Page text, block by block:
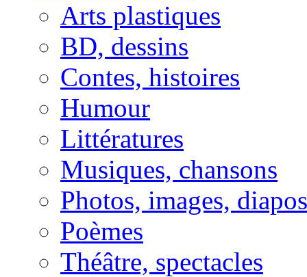
Arts plastiques
BD, dessins
Contes, histoires
Humour
Littératures
Musiques, chansons
Photos, images, diapos
Poèmes
Théâtre, spectacles